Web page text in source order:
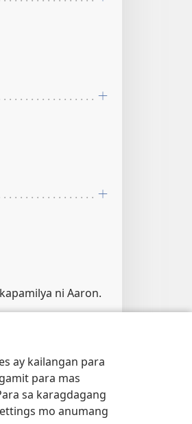
ay kailangan para
para mas
sa karagdagang
mo anumang
ni Aaron.